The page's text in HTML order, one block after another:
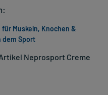
Neprosport Creme
für Muskeln, Knochen &
dem Sport